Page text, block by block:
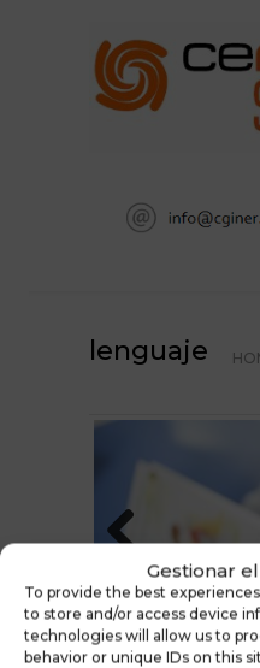
Gestionar
To provide the best
to store and/or access device
technologies will allow us to
behavior or unique IDs on this
lenguaje
Previous